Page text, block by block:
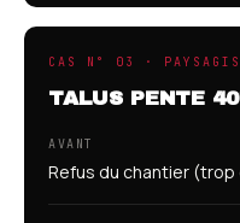
CAS N° 03 ·
TALUS PENTE
AVANT
Refus du chantier (trop